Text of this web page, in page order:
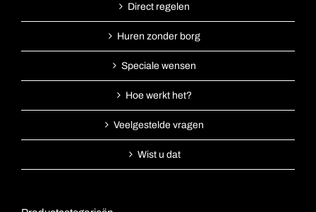
Direct regelen
Huren zonder borg
Speciale wensen
Hoe werkt het?
Veelgestelde vragen
Wist u dat